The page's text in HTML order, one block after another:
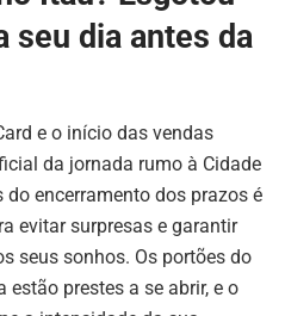
seu dia antes da
e o início das vendas
da jornada rumo à Cidade
do encerramento dos prazos é
evitar surpresas e garantir
seus sonhos. Os portões do
prestes a se abrir, e o